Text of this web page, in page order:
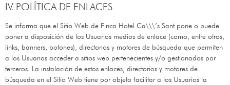
IV. POLÍTICA DE ENLACES
Se informa que el Sitio Web de Finca Hotel Ca\\\’s Santpone o puede
poner a disposición de los Usuarios medios de enlace (como, entre otros,
links, banners, botones), directorios y motores de búsqueda que permiten
a los Usuarios acceder a sitios web pertenecientes y/o gestionados por
terceros. La instalación de estos enlaces, directorios y motores de
búsqueda en el Sitio Web tiene por objeto facilitar a los Usuarios la